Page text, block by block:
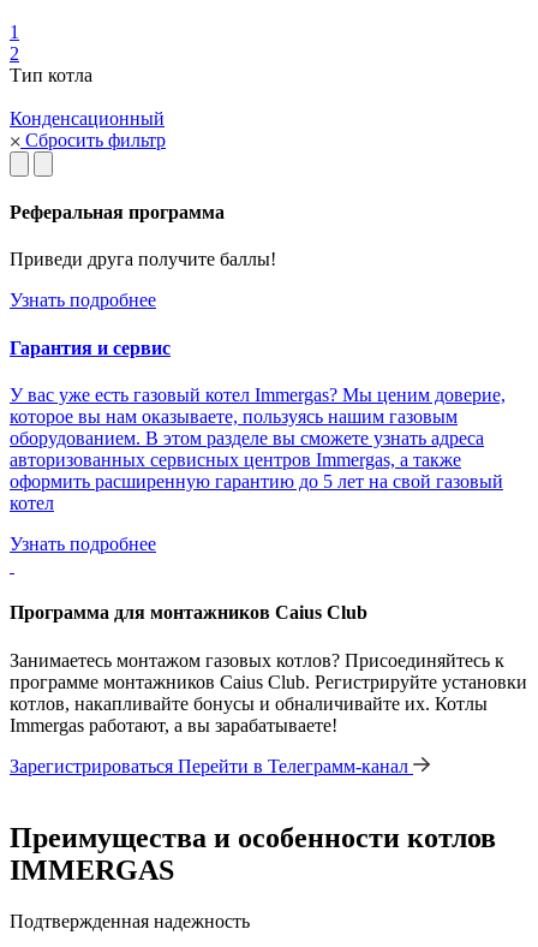
1
2
Тип котла
Конденсационный
Сбросить фильтр
Реферальная программа
Приведи друга получите баллы!
Узнать подробнее
Гарантия и сервис
У вас уже есть газовый котел Immergas? Мы ценим доверие,
которое вы нам оказываете, пользуясь нашим газовым
оборудованием. В этом разделе вы сможете узнать адреса
авторизованных сервисных центров Immergas, а также
оформить расширенную гарантию до 5 лет на свой газовый
котел
Узнать подробнее
Программа для монтажников Caius Club
Занимаетесь монтажом газовых котлов? Присоединяйтесь к
программе монтажников Caius Club. Регистрируйте установки
котлов, накапливайте бонусы и обналичивайте их. Котлы
Immergas работают, а вы зарабатываете!
Зарегистрироваться Перейти в Телеграмм-канал
Преимущества и особенности котлов
IMMERGAS
Подтвержденная надежность